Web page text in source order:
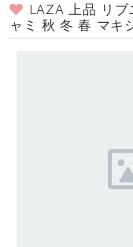
LAZA 上品 リ
ャミ 秋 冬 春 マキ